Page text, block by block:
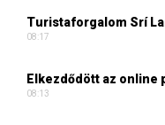
Turistaforgalom Srí
08:17
Elkezdődött az online
08:13